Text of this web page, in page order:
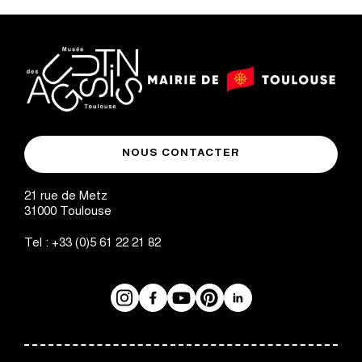
g
n
t
musée
des
de
NOUS CONTACTER
21 rue de Metz
31000 Toulouse
Tel : +33 (0)5 61 22 21 82
Réseaux
InstagramFacebookYouTubePinterestLinkedIn